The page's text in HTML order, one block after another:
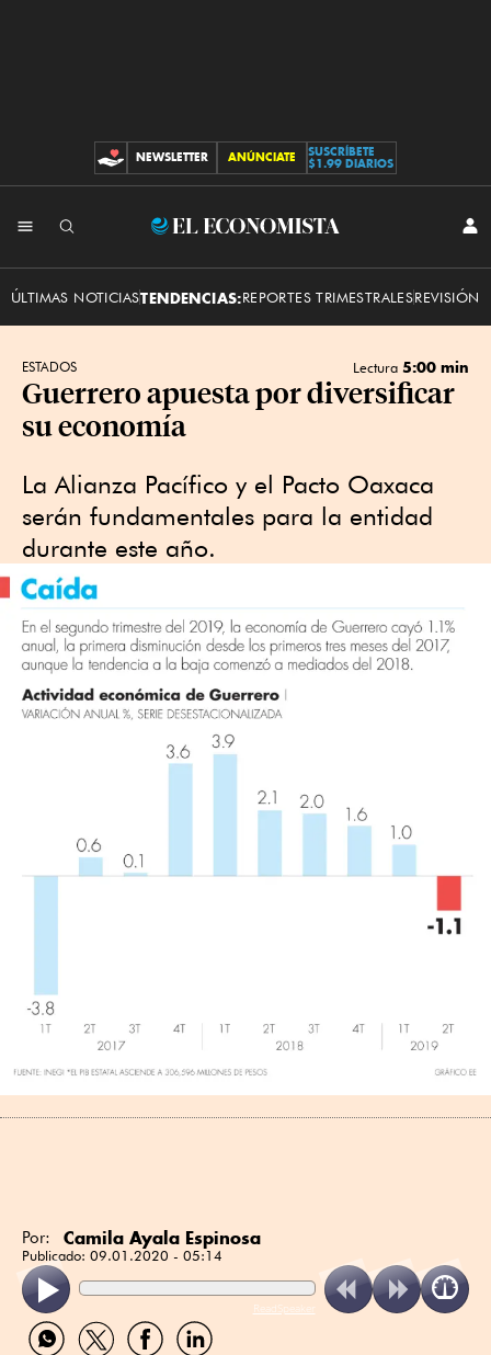
CONTRIBUCIONES
NEWSLETTER ANÚNCIATE
SUSCRÍBETE
$1.99 DIARIOS
El
ÚLTIMAS NOTICIASTENDENCIAS:REPORTES TRIMESTRALESREVISIÓN
ESTADOS Lectura 5:00 min
Guerrero apuesta por diversificar
su economía
La Alianza Pacífico y el Pacto Oaxaca
serán fundamentales para la entidad
durante este año.
Por: Camila Ayala Espinosa
Publicado: 09.01.2020 - 05:14
ReadSpeaker
Compartir
por
Compartir
por
Compartir
por
Compartir
por